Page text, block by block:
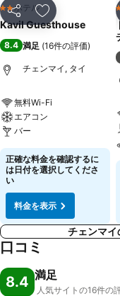
シェア お気に入りに
2 ホテルのランク
ホテル
Kavil Guesthouse
8.4 満足 (16件の評価)
チェンマイ, タイ
無料Wi-Fi
エアコン
バー
正確な料金を確認するに
は日付を選択してくださ
い
料金を表示
チェンマ
口コミ
8.4 満足
人気サイトの16件の